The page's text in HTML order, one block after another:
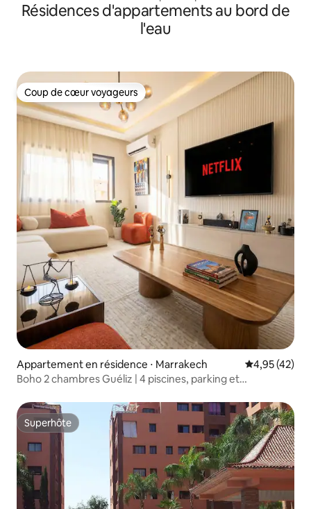
Résidences d'appartements au bord de
l'eau
Coup de cœur voyageurs
Coup de cœur voyageurs
Appartement en résidence ⋅ Marrakech Évaluation
4,95 (42)
Boho 2 chambres Guéliz | 4 piscines, parking et
Superhôte
Superhôte